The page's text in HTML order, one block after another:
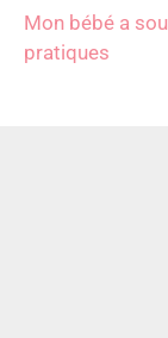
Mon bébé a
pratiques